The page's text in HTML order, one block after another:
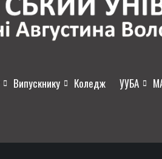
Випускнику Коледж УУБА